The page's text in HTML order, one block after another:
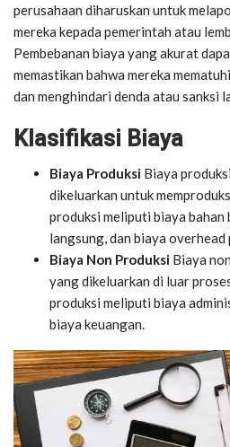
perusahaan diharuskan untuk
mereka kepada pemerintah atau
Pembebanan biaya yang akurat
memastikan bahwa mereka
dan menghindari denda atau sanksi
Klasifikasi Biaya
Biaya Produksi Biaya
dikeluarkan untuk
produksi meliputi biaya bahan
langsung, dan biaya overhead
Biaya Non Produksi Biaya
yang dikeluarkan di luar
produksi meliputi biaya
biaya keuangan.